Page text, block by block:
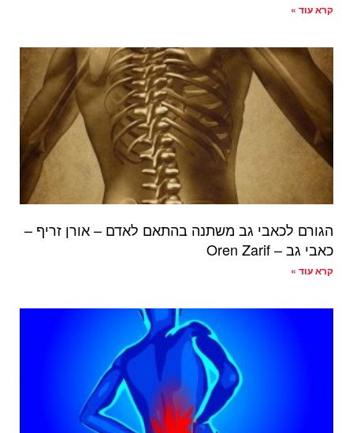
קרא עוד »
הגורם לכאבי גב משתנה בהתאם לאדם – אורן זריף –
כאבי גב – Oren Zarif
קרא עוד »